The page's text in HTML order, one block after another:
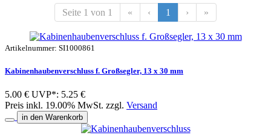
Seite 1 von 1 « ‹ 1 › »
Artikelnummer: SI1000861
Kabinenhaubenverschluss f. Großsegler, 13 x 30 mm
5.00 € UVP*: 5.25 €
Preis inkl. 19.00% MwSt. zzgl. Versand
in den Warenkorb